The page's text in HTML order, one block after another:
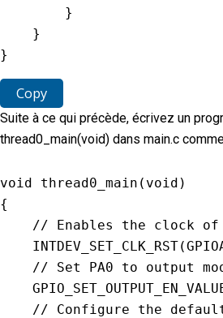
}
}
}
Copy
Suite à ce qui précède, écrivez un
thread0_main(void) dans main.c
void thread0_main ( void )
{
// Enables the clock of
INTDEV_SET_CLK_RST(
// Set PA0 to output
// Configure the